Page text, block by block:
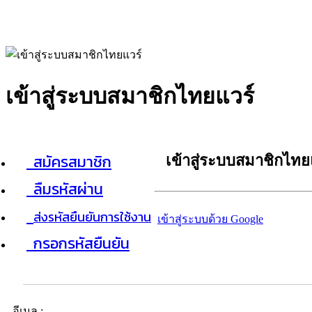
เข้าสู่ระบบสมาชิกไทยแวร์
สมัครสมาชิก
ลืมรหัสผ่าน
ส่งรหัสยืนยันการใช้งาน
กรอกรหัสยืนยัน
เข้าสู่ระบบสมาชิกไท
เข้าสู่ระบบด้วย Google